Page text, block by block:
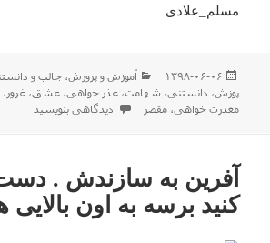
مسلم_علادی
ارسال
شده
در
۱۳۹۸-۰۶-۰۶ دسته‌ها
آموزش و پرورش،جالب و
پوزش، دانستنی، شهامت،عذر خواهی،عشق،غرور ،
معذرت خواهی،مقصر برای یادمان باشد که :
دیدگاهی بنویسید
آفرین به سازندش .
کنید برسه به اون بالایی